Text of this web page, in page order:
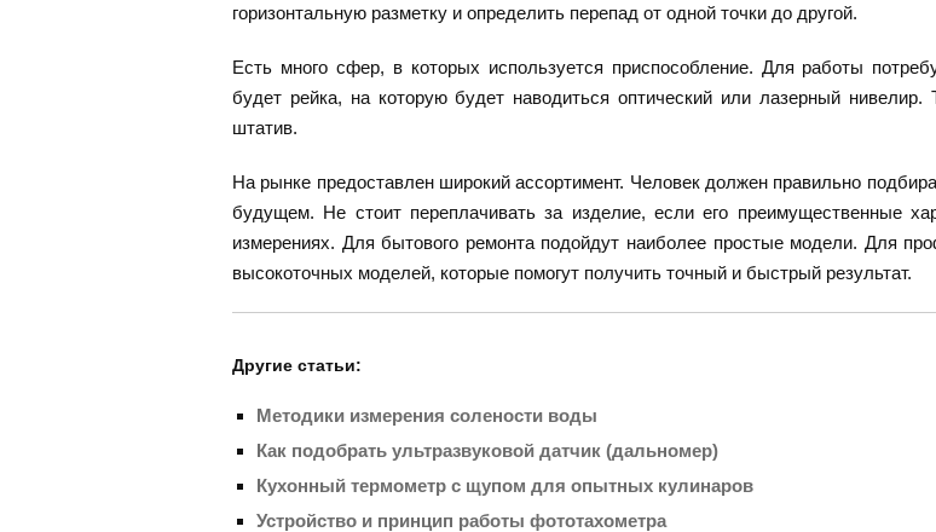
горизонтальную разметку и определить перепад от одной точки до другой.
Есть много сфер, в которых используется приспособление. Для работы
будет рейка, на которую будет наводиться оптический или лазерный
штатив.
На рынке предоставлен широкий ассортимент. Человек должен правильно
будущем. Не стоит переплачивать за изделие, если его преимущественные
измерениях. Для бытового ремонта подойдут наиболее простые модели. Для
высокоточных моделей, которые помогут получить точный и быстрый результат.
Другие статьи:
Методики измерения солености воды
Как подобрать ультразвуковой датчик (дальномер)
Кухонный термометр с щупом для опытных кулинаров
Устройство и принцип работы фототахометра